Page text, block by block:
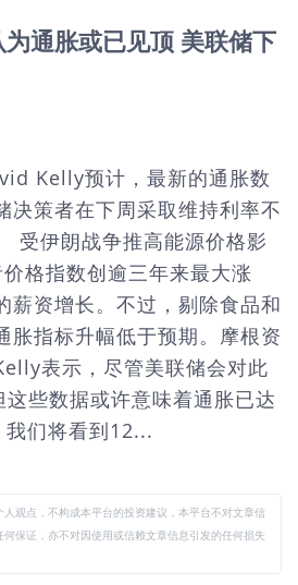
通胀或已见顶 美联储下
Kelly预计，最新的通胀数
决策者在下周采取维持利率不
伊朗战争推高能源价格影
格指数创逾三年来最大涨
薪资增长。不过，剔除食品和
胀指标升幅低于预期。摩根资
表示，尽管美联储会对此
这些数据或许意味着通胀已达
们将看到12...
观点，不构成本平台的投资建议，本平台不对文章信
保证，亦不对因使用或信赖文章信息引发的任何损失